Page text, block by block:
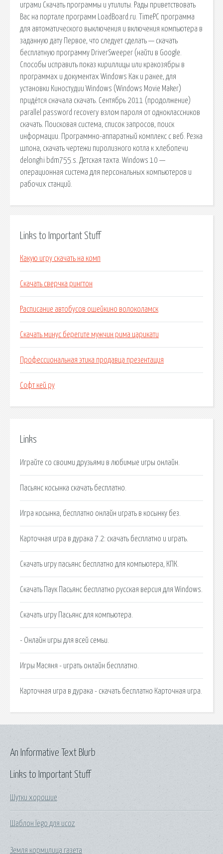
играми Скачать программы и утилиты. Рады приветствовать
Вас на портале программ LoadBoard.ru. TimePC программа
для автоматического выключения и включения компьютера в
заданную дату Первое, что следует сделать — скачать
бесплатную программу DriverSweeper (найти в Google.
Способы исправить показ кириллицы или кракозябры в
программах и документах Windows Как и ранее, для
установки Киностудии Windows (Windows Movie Maker)
придётся сначала скачать. Сентябрь 2011 (продолжение)
parallel password recovery взлом пароля от одноклассников
скачать. Поисковая сиcтема, список запросов, поиск
информации. Программно-аппаратный комплекс с веб. Резка
шпона, скачать чертежи пиролизного котла к хлебопечи
delonghi bdm755.s. Детская тахта. Windows 10 —
операционная система для персональных компьютеров и
рабочих станций.
Links to Important Stuff
Какую игру скачать на комп
Скачать сверчка рингтон
Расписание автобусов ошейкино волоколамск
Скачать минус берегите мужчин рима царикати
Профессиональная этика продавца презентация
Софт кей ру
Links
Играйте со своими друзьями в любимые игры онлайн.
Пасьянс косынка скачать бесплатно.
Игра косынка, бесплатно онлайн играть в косынку без.
Карточная игра в дурака 7.2: скачать бесплатно и играть.
Скачать игру пасьянс бесплатно для компьютера, КПК.
Скачать Паук Пасьянс бесплатно русская версия для Windows.
Скачать игру Пасьянс для компьютера.
- Онлайн игры для всей семьи.
Игры Масяня - играть онлайн бесплатно.
Карточная игра в дурака - скачать бесплатно Карточная игра.
Links to Important Stuff
Шутки хорошие
Шаблон lego для ucoz
Земля кормилица газета
An Informative Text Blurb